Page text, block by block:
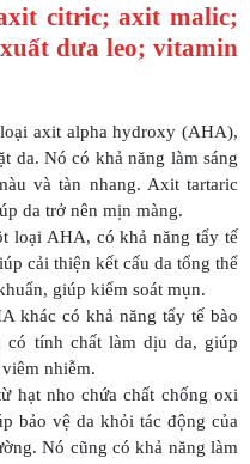
citric; axit malic;
dưa leo; vitamin
axit alpha hydroxy (AHA),
da. Nó có khả năng làm sáng
và tàn nhang. Axit tartaric
da trở nên mịn màng.
loại AHA, có khả năng tẩy tế
cải thiện kết cấu da tổng thể
giúp kiểm soát mụn.
khác có khả năng tẩy tế bào
có tính chất làm dịu da, giúp
nhiễm.
hạt nho chứa chất chống oxi
bảo vệ da khỏi tác động của
Nó cũng có khả năng làm